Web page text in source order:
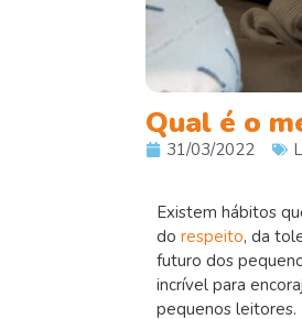
Qual é o
31/03/2022
Existem hábitos
do respeito, da
futuro dos
incrível para
pequenos leitores.